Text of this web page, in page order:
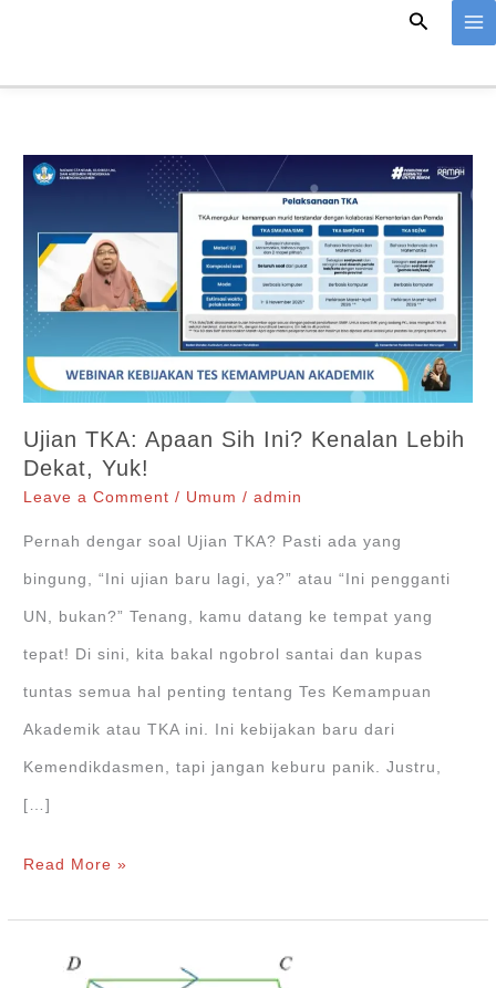
content
Search
Ujian TKA: Apaan Sih Ini? Kenalan Lebih
Dekat, Yuk!
Leave a Comment / Umum /admin
Pernah dengar soal Ujian TKA? Pasti ada yang
bingung, “Ini ujian baru lagi, ya?” atau “Ini pengganti
UN, bukan?” Tenang, kamu datang ke tempat yang
tepat! Di sini, kita bakal ngobrol santai dan kupas
tuntas semua hal penting tentang Tes Kemampuan
Akademik atau TKA ini. Ini kebijakan baru dari
Kemendikdasmen, tapi jangan keburu panik. Justru,
[…]
Ujian
Read More »